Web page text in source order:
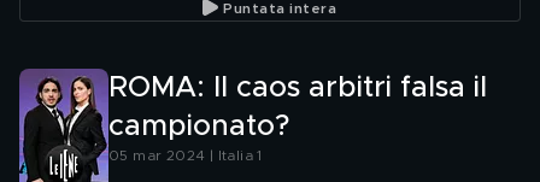
Puntata intera
ROMA: Il caos arbitri falsa il
campionato?
05 mar 2024 | Italia 1